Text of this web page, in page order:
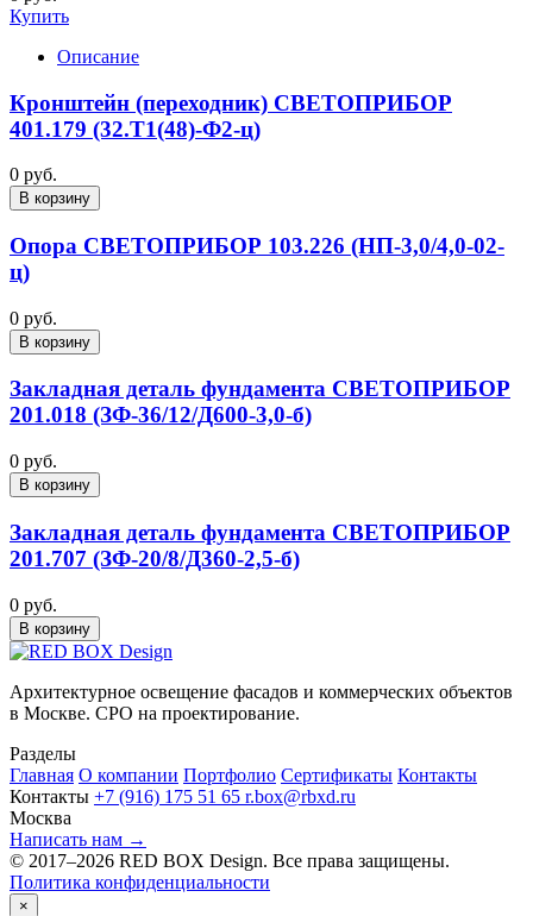
Купить
Описание
Кронштейн (переходник) СВЕТОПРИБОР
401.179 (32.Т1(48)-Ф2-ц)
0 руб.
В корзину
Опора СВЕТОПРИБОР 103.226 (НП-3,0/4,0-02-
ц)
0 руб.
В корзину
Закладная деталь фундамента СВЕТОПРИБОР
201.018 (ЗФ-36/12/Д600-3,0-б)
0 руб.
В корзину
Закладная деталь фундамента СВЕТОПРИБОР
201.707 (ЗФ-20/8/Д360-2,5-б)
0 руб.
В корзину
Архитектурное освещение фасадов и коммерческих объектов
в Москве. СРО на проектирование.
Разделы
Главная О компании Портфолио Сертификаты Контакты
Контакты +7 (916) 175 51 65 r.box@rbxd.ru
Москва
Написать нам →
© 2017–2026 RED BOX Design. Все права защищены.
Политика конфиденциальности
×